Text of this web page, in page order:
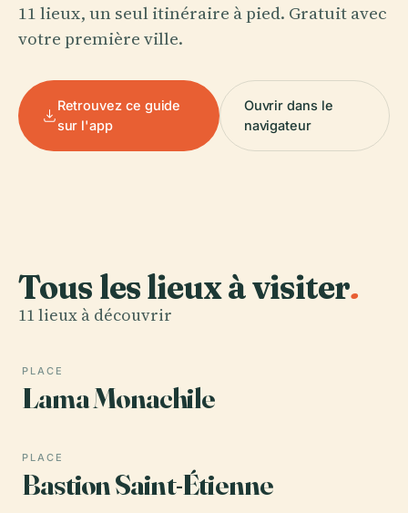
11 lieux, un seul itinéraire à pied. Gratuit avec
votre première ville.
Retrouvez ce guide
sur l'app
Ouvrir dans le
navigateur
Tous les lieux à visiter.
11 lieux à découvrir
PLACE
Lama Monachile
PLACE
Bastion Saint-Étienne